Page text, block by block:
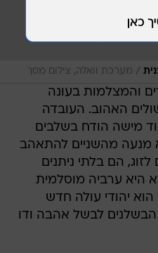
/ מערכת וואלה, צילום מסך
והמצלמות בעונה
האהוב. העובדה
מישה הודח בשלבים
מהשניים להתאהב
הם בלתי ניתנים
היא ערביה מוסלמית
יהודי עולה חדש
לבשל אהבה ודו